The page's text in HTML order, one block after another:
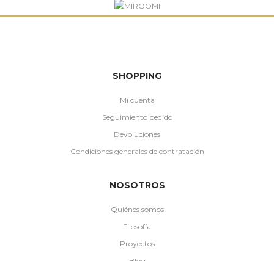
SHOPPING
Mi cuenta
Seguimiento pedido
Devoluciones
Condiciones generales de contratación
NOSOTROS
Quiénes somos
Filosofía
Proyectos